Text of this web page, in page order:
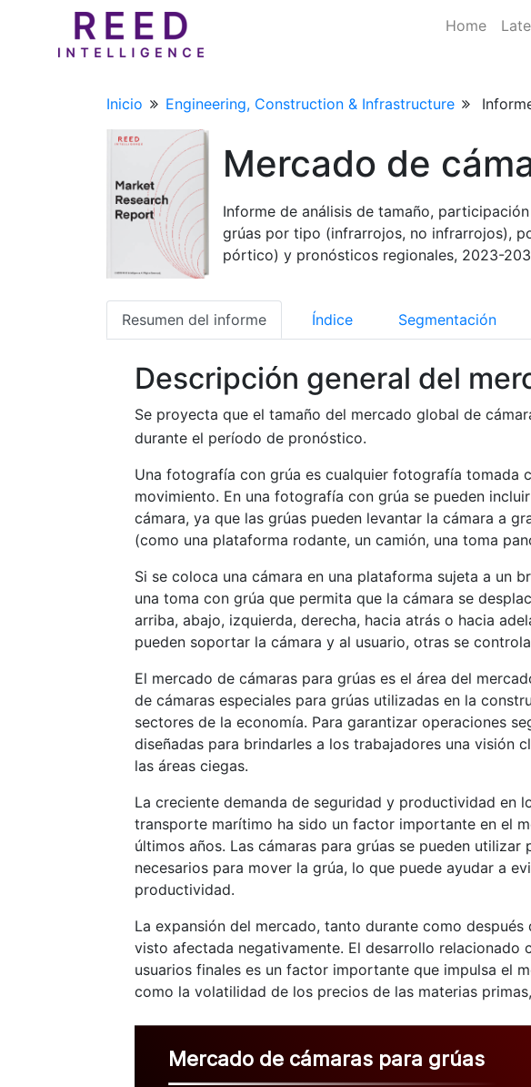
Home
Inicio Engineering, Construction & Infrastructure
Mercado de
Informe de análisis de tamaño,
grúas por tipo (infrarrojos, no infrarrojos),
pórtico) y pronósticos regionales, 2023-
Resumen del informe Índice Segmentación
Descripción general del
Se proyecta que el tamaño del mercado global de
durante el período de pronóstico.
Una fotografía con grúa es cualquier fotografía tomada
movimiento. En una fotografía con grúa se pueden
cámara, ya que las grúas pueden levantar la cámara a
(como una plataforma rodante, un camión, una toma
Si se coloca una cámara en una plataforma sujeta a un
una toma con grúa que permita que la cámara se
arriba, abajo, izquierda, derecha, hacia atrás o hacia
pueden soportar la cámara y al usuario, otras se
El mercado de cámaras para grúas es el área del
de cámaras especiales para grúas utilizadas en la
sectores de la economía. Para garantizar operaciones
diseñadas para brindarles a los trabajadores una visión
las áreas ciegas.
La creciente demanda de seguridad y productividad en
transporte marítimo ha sido un factor importante en el
últimos años. Las cámaras para grúas se pueden
necesarios para mover la grúa, lo que puede ayudar a
productividad.
La expansión del mercado, tanto durante como
visto afectada negativamente. El desarrollo relacionado
usuarios finales es un factor importante que impulsa el
como la volatilidad de los precios de las materias
Mercado de cámaras para grúas